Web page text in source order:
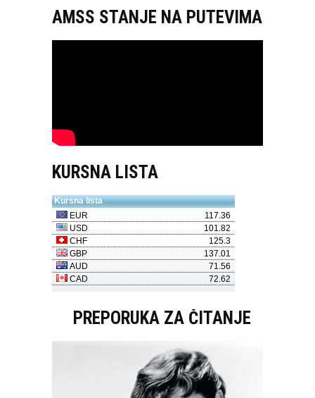
AMSS STANJE NA PUTEVIMA
KURSNA LISTA
PREPORUKA ZA ČITANJE